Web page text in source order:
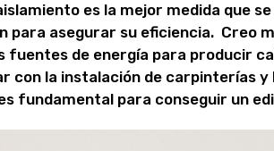
es la mejor medida que
para asegurar su eficiencia. Creo
fuentes de energía para producir
con la instalación de carpinterías
fundamental para conseguir un